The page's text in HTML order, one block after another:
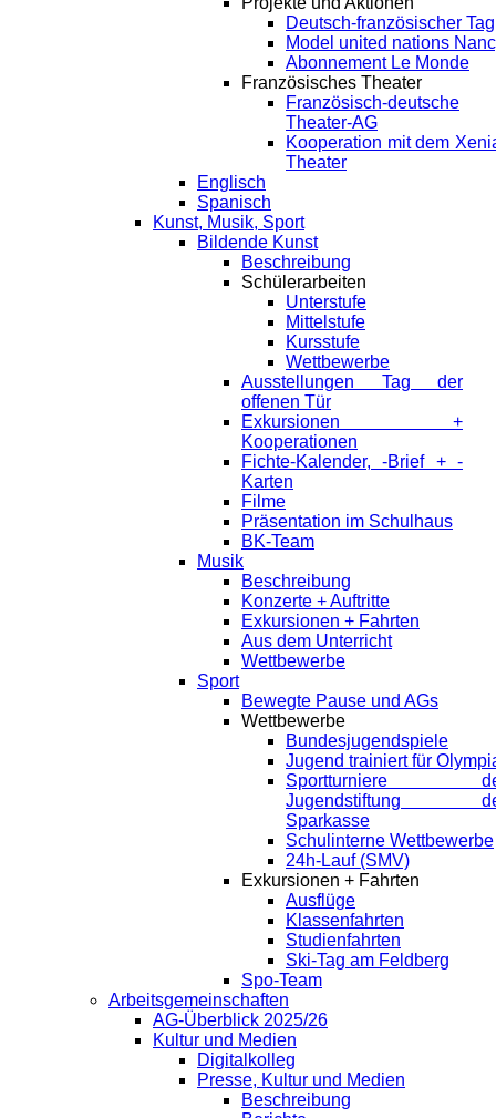
Deutsch-französischer Tag
Model united nations
Abonnement Le Monde
Französisches Theater
Französisch-deutsche
Theater-AG
Kooperation mit dem
Theater
Englisch
Spanisch
Kunst, Musik, Sport
Bildende Kunst
Beschreibung
Schülerarbeiten
Unterstufe
Mittelstufe
Kursstufe
Wettbewerbe
Ausstellungen Tag der
offenen Tür
Exkursionen +
Kooperationen
Fichte-Kalender, -Brief + -
Karten
Filme
Präsentation im Schulhaus
BK-Team
Musik
Beschreibung
Konzerte + Auftritte
Exkursionen + Fahrten
Aus dem Unterricht
Wettbewerbe
Sport
Bewegte Pause und AGs
Wettbewerbe
Bundesjugendspiele
Jugend trainiert für
Sportturniere
Jugendstiftung
Sparkasse
Schulinterne Wettbewerbe
24h-Lauf (SMV)
Exkursionen + Fahrten
Ausflüge
Klassenfahrten
Studienfahrten
Ski-Tag am Feldberg
Spo-Team
Arbeitsgemeinschaften
AG-Überblick 2025/26
Kultur und Medien
Digitalkolleg
Presse, Kultur und Medien
Beschreibung